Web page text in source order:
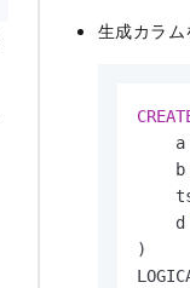
生成カラム
a
    b
    d
)